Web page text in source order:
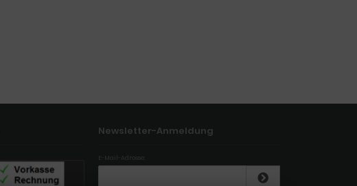
Newsletter-Anmeldung
E-Mail-Adresse: